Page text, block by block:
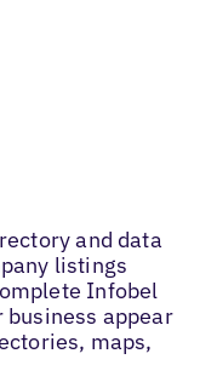
and data
listings
Infobel
appear
maps,